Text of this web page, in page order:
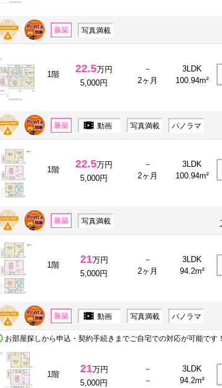
新築 写真満載
1階 22.5万円
5,000円
－
2ヶ月
3LDK
100.94m²
新築 動画 写真満載 パノラマ
1階 22.5万円
5,000円
－
2ヶ月
3LDK
100.94m²
新築 写真満載
1階 21万円
5,000円
－
2ヶ月
3LDK
94.2m²
新築 動画 写真満載 パノラマ
お部屋探しから申込・契約手続きまでご自宅での対応が可能です！
1階 21万円
5,000円
－
－
3LDK
94.2m²